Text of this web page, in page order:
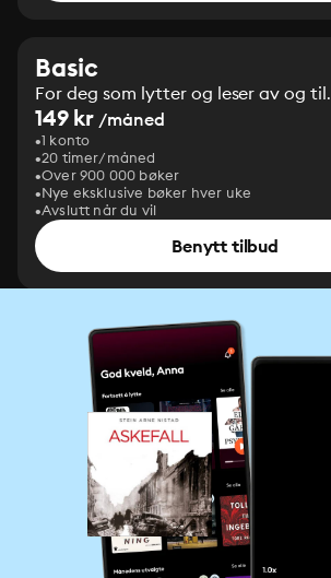
Basic
For deg som lytter og leser av og til.
149 kr /måned
1 konto
20 timer/måned
Over 900 000 bøker
Nye eksklusive bøker hver uke
Avslutt når du vil
Benytt tilbud